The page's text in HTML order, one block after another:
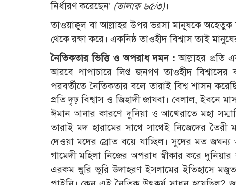
নির্ধারণ করেছেন’ (তালাক্ব ৬৫/৩)।
তাওয়াক্কুল বা আল্লাহর উপর ভরসা মানুষকে অহেতুক
থেকে রক্ষা করে। একনিষ্ঠ তাওহীদ বিশ্বাস তাই
নৈতিকতার ভিত্তি ও অপরাধ দমন :আল্লাহর প্রতি
আরবে পাপাচারে লিপ্ত জনগণ তাওহীদ
পরবর্তীতে নৈতিকতার বলে তারাই বিশ্ব শাসন
প্রতি দৃঢ় বিশ্বাস ও জিহাদী জাযবা। বেলাল, ইবনে
ঈমান আনার কারণে দুনিয়া ও আখেরাতে মহা
তারাই মদ হারামের সাথে সাথেই নিজেদের
দেওয়া মদের স্রোত বয়ে যাচ্ছিল। সুদের মত
গামেদী মহিলা নিজের অপরাধ স্বীকার করে
এরকম ভুরি ভুরি উদাহরণ ইসলামের ইতিহাসে মজুত